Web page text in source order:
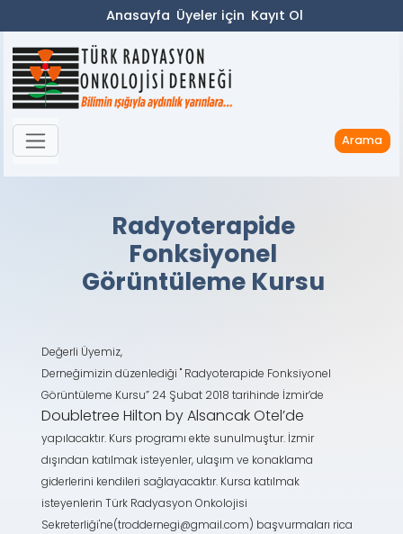
Anasayfa Üyeler için Kayıt Ol
Arama
Radyoterapide
Fonksiyonel
Görüntüleme Kursu
Değerli Üyemiz,
Derneğimizin düzenlediği " Radyoterapide Fonksiyonel
Görüntüleme Kursu” 24 Şubat 2018 tarihinde İzmir’de
Doubletree Hilton by AlsancakOtel’de
yapılacaktır. Kurs programı ekte sunulmuştur. İzmir
dışından katılmak isteyenler, ulaşım ve konaklama
giderlerini kendileri sağlayacaktır. Kursa katılmak
isteyenlerin Türk Radyasyon Onkolojisi
Sekreterliği'ne(troddernegi@gmail.com) başvurmaları rica